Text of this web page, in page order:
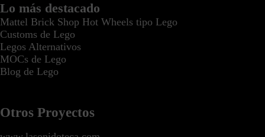
Lo más destacado
Mattel Brick Shop Hot Wheels tipo Lego
Customs de Lego
Legos Alternativos
MOCs de Lego
Blog de Lego
Otros Proyectos